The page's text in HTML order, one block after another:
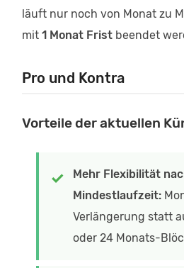
läuft nur noch von Monat zu
mit 1 Monat Frist beendet
Pro und Kontra
Vorteile der aktuellen
Mehr Flexibilität
Mindestlaufzeit:
Verlängerung statt
oder 24 Monats-